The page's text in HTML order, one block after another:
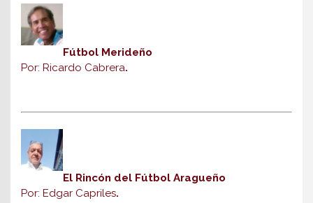
Fútbol Merideño
Por: Ricardo Cabrera.
El Rincón del Fútbol Aragueño
Por: Edgar Capriles.